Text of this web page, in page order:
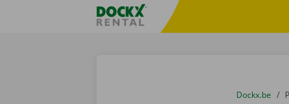
Taalselectie overslaanFratello DEMO
U bevindt
van
Dockx.be